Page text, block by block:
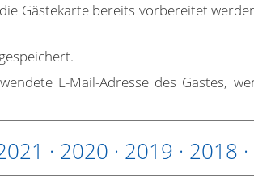
Gästekarte bereits vorbereitet
E-Mail-Adresse des Gastes,
· 2020 · 2019 · 2018 ·